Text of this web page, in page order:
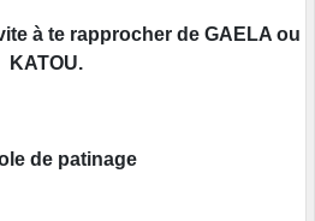
à te rapprocher de GAELA ou
KATOU.
de patinage